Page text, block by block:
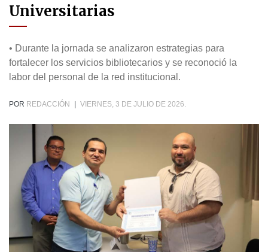
Universitarias
• Durante la jornada se analizaron estrategias para
fortalecer los servicios bibliotecarios y se reconoció la
labor del personal de la red institucional.
POR REDACCIÓN VIERNES, 3 DE JULIO DE 2026.